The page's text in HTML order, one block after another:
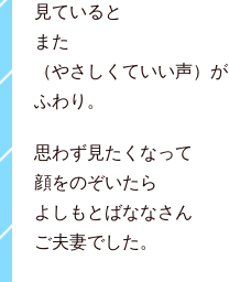
見ていると
また
（やさしくていい声）が
ふわり。
思わず見たくなって
顔をのぞいたら
よしもとばななさん
ご夫妻でした。